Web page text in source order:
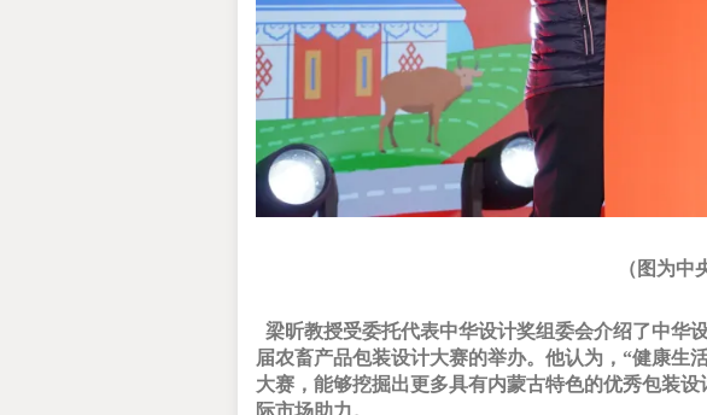
（图为中
梁昕教授受委托代表中华设计奖组委会介绍了中华
届农畜产品包装设计大赛的举办。他认为，“健康生
大赛，能够挖掘出更多具有内蒙古特色的优秀包装
际市场助力。